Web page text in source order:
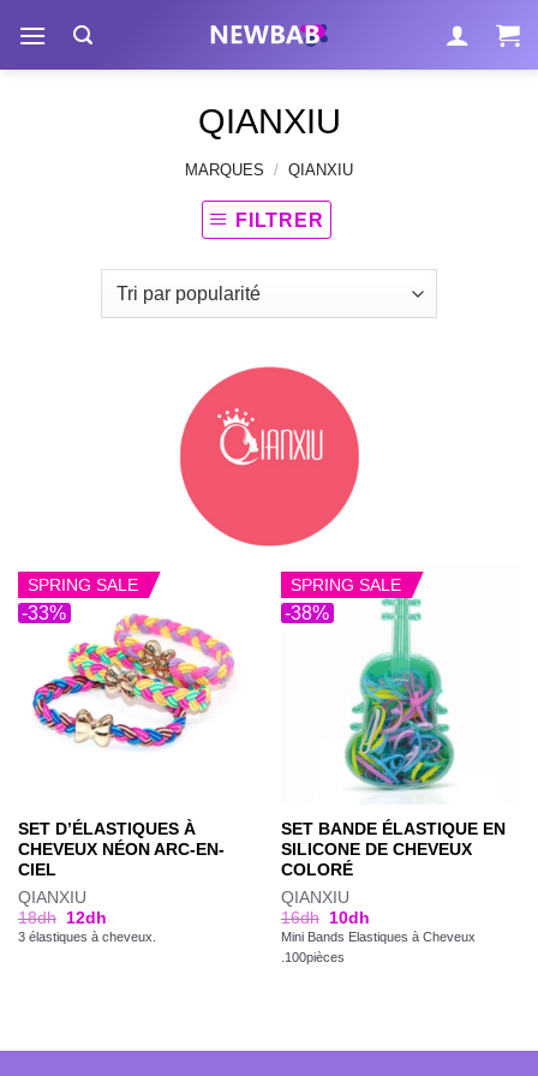
contenu
QIANXIU
MARQUES / QIANXIU
FILTRER
-33%
SPRING SALE
SET D’ÉLASTIQUES À
CHEVEUX NÉON ARC-EN-
CIEL
QIANXIU
18dh 12dh
3 élastiques à cheveux.
-38%
SPRING SALE
SET BANDE ÉLASTIQUE EN
SILICONE DE CHEVEUX
COLORÉ
QIANXIU
16dh 10dh
Mini Bands Elastiques à Cheveux
.100pièces